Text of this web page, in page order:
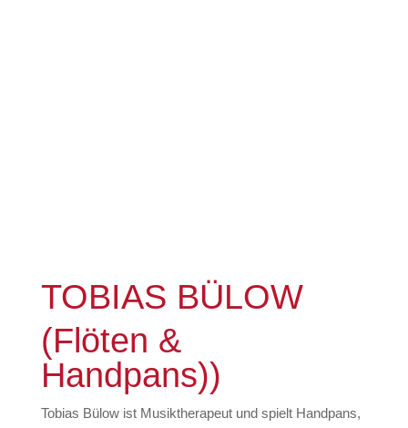
TOBIAS BÜLOW
(Flöten &
Handpans))
Tobias Bülow ist Musiktherapeut und spielt Handpans,